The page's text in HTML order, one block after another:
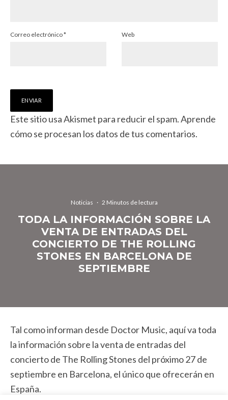
Correo electrónico* Web
Este sitio usa Akismet para reducir el spam.Aprende
cómo se procesan los datos de tus comentarios.
Noticias · 2 Minutos de lectura
TODA LA INFORMACIÓN SOBRE LA
VENTA DE ENTRADAS DEL
CONCIERTO DE THE ROLLING
STONES EN BARCELONA DE
SEPTIEMBRE
Tal como informan desde Doctor Music, aquí va toda
la información sobre la venta de entradas del
concierto de The Rolling Stones del próximo 27 de
septiembre en Barcelona, el único que ofrecerán en
España.